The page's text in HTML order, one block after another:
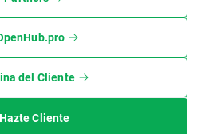
del Cliente
Hazte Cliente